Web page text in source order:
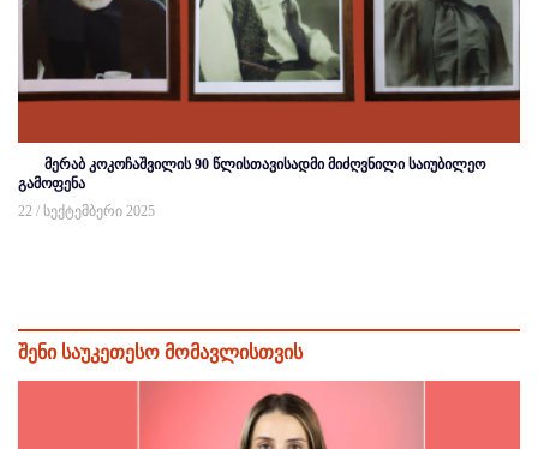
მერაბ კოკოჩაშვილის 90 წლისთავისადმი მიძღვნილი საიუბილეო
გამოფენა
22 / სექტემბერი 2025
შენი საუკეთესო მომავლისთვის